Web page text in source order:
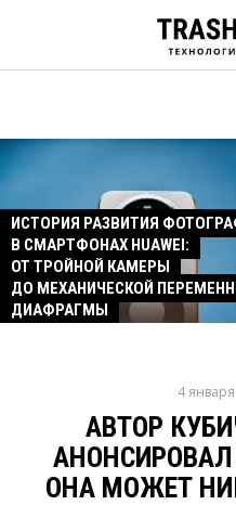
ИСТОРИЯ РАЗВИТИЯ
В СМАРТФОНАХ HUAWEI:
ОТ ТРОЙНОЙ КАМЕРЫ
ДО МЕХАНИЧЕСКОЙ
ДИАФРАГМЫ
4
АВТОР
ОНА МОЖЕТ